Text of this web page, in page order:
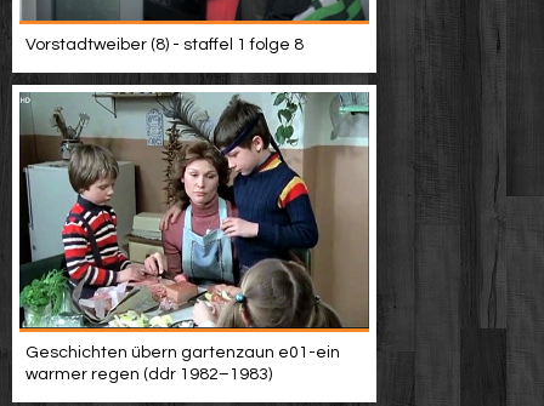
Vorstadtweiber (8) - staffel 1 folge 8
Geschichten übern gartenzaun e01-ein
warmer regen (ddr 1982–1983)